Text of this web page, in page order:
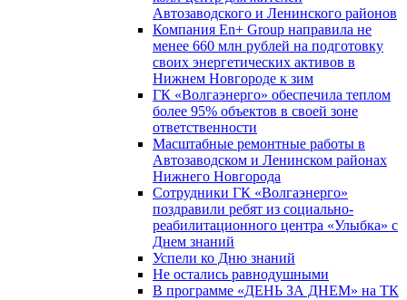
Автозаводского и Ленинского районов
Компания En+ Group направила не
менее 660 млн рублей на подготовку
своих энергетических активов в
Нижнем Новгороде к зим
ГК «Волгаэнерго» обеспечила теплом
более 95% объектов в своей зоне
ответственности
Масштабные ремонтные работы в
Автозаводском и Ленинском районах
Нижнего Новгорода
Сотрудники ГК «Волгаэнерго»
поздравили ребят из социально-
реабилитационного центра «Улыбка» с
Днем знаний
Успели ко Дню знаний
Не остались равнодушными
В программе «ДЕНЬ ЗА ДНЕМ» на ТК